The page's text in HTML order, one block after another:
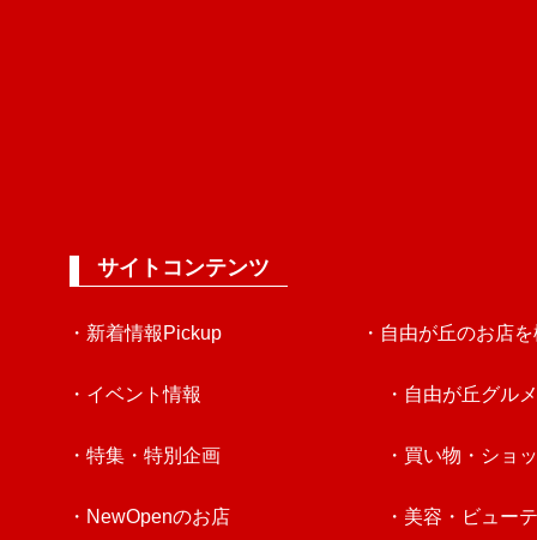
サイトコンテンツ
・新着情報Pickup
・イベント情報
・特集・特別企画
・NewOpenのお店
・自由が丘のお店
・自由が丘グルメ
・買い物・ショ
・美容・ビュー